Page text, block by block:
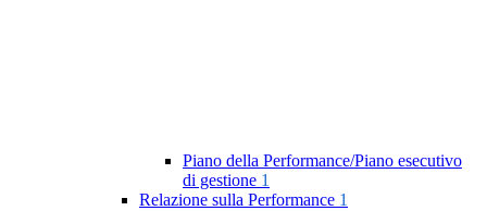
Piano della Performance/Piano esecutivo
di gestione 1
Relazione sulla Performance 1